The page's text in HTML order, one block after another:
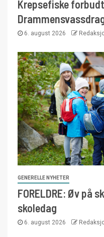
Krepsefiske
6. august 2026
GENERELLE NYHETER
FORELDRE: Øv på
skoledag
6. august 2026